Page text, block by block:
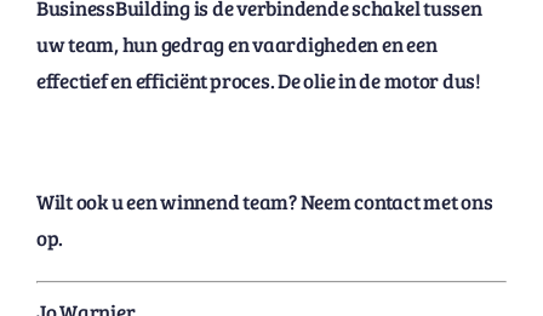
BusinessBuilding is de verbindende schakel tussen
uw team, hun gedrag en vaardigheden en een
effectief en efficiënt proces. De olie in de motor dus!
Wilt ook u een winnend team? Neem contact met ons
op.